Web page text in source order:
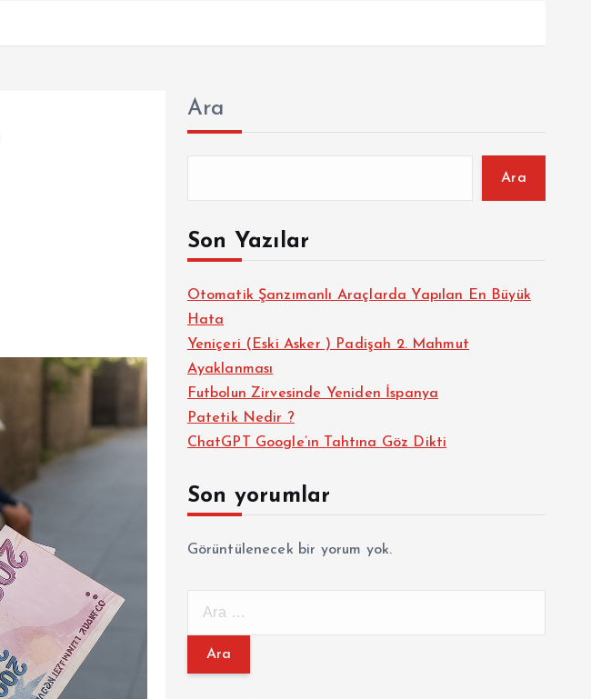
Ara
Ara
Son Yazılar
Otomatik Şanzımanlı Araçlarda Yapılan En Büyük
Hata
Yeniçeri (Eski Asker ) Padişah 2. Mahmut
Ayaklanması
Futbolun Zirvesinde Yeniden İspanya
Patetik Nedir ?
ChatGPT Google’ın Tahtına Göz Dikti
Son yorumlar
Görüntülenecek bir yorum yok.
m